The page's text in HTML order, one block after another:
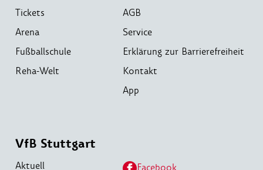
Tickets
Arena
Fußballschule
Reha-Welt
AGB
Service
Erklärung zur Barrierefreiheit
Kontakt
App
VfB Stuttgart
Aktuell Facebook